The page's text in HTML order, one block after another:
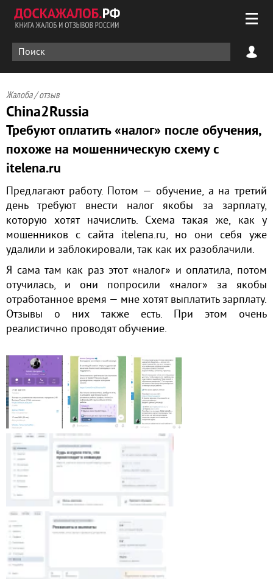
Жалоба / отзыв
China2Russia
Требуют оплатить «налог» после обучения,
похоже на мошенническую схему с
itelena.ru
Предлагают работу. Потом — обучение, а на третий
день требуют внести налог якобы за зарплату,
которую хотят начислить. Схема такая же, как у
мошенников с сайта itelena.ru, но они себя уже
удалили и заблокировали, так как их разоблачили.
Я сама там как раз этот «налог» и оплатила, потом
отучилась, и они попросили «налог» за якобы
отработанное время — мне хотят выплатить зарплату.
Отзывы о них также есть. При этом очень
реалистично проводят обучение.